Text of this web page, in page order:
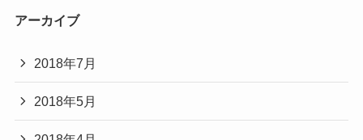
アーカイブ
2018年7月
2018年5月